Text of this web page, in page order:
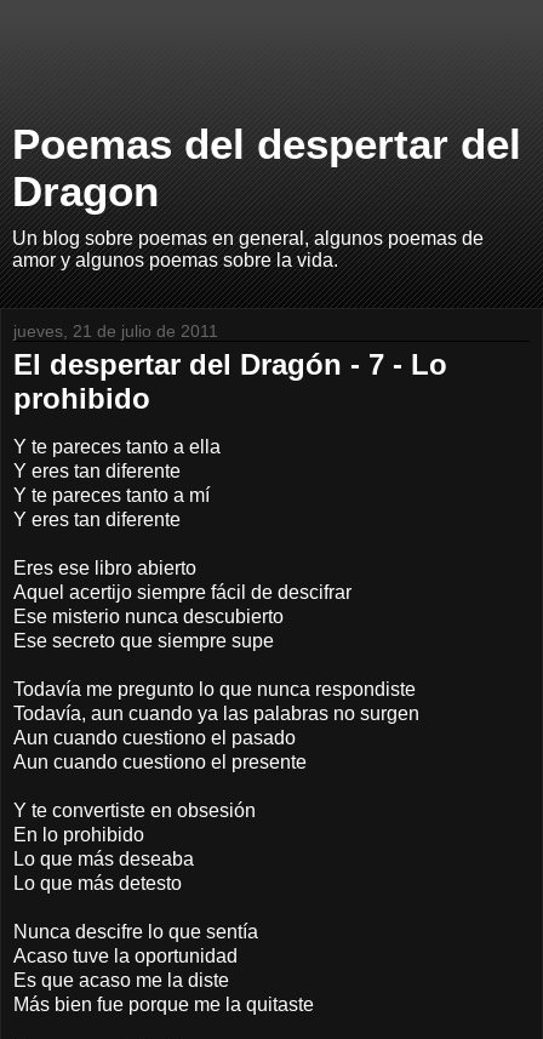
Poemas del despertar del
Dragon
Un blog sobre poemas en general, algunos poemas de
amor y algunos poemas sobre la vida.
jueves, 21 de julio de 2011
El despertar del Dragón - 7 - Lo
prohibido
Y te pareces tanto a ella
Y eres tan diferente
Y te pareces tanto a mí
Y eres tan diferente
Eres ese libro abierto
Aquel acertijo siempre fácil de descifrar
Ese misterio nunca descubierto
Ese secreto que siempre supe
Todavía me pregunto lo que nunca respondiste
Todavía, aun cuando ya las palabras no surgen
Aun cuando cuestiono el pasado
Aun cuando cuestiono el presente
Y te convertiste en obsesión
En lo prohibido
Lo que más deseaba
Lo que más detesto
Nunca descifre lo que sentía
Acaso tuve la oportunidad
Es que acaso me la diste
Más bien fue porque me la quitaste